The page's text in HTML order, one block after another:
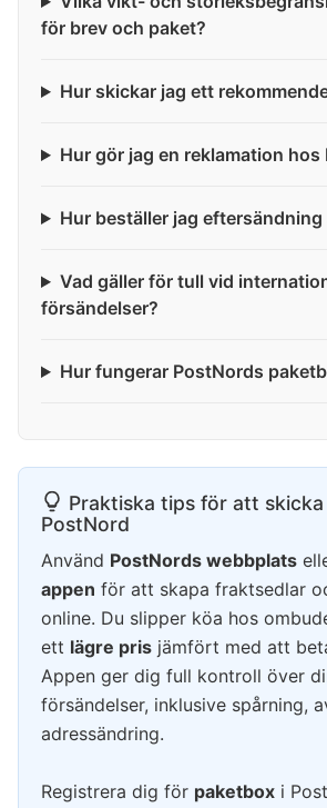
för brev och paket?
Hur skickar jag ett
Hur gör jag en reklamation hos
Hur beställer jag
Vad gäller för tull vid
försändelser?
Hur fungerar PostNords
Praktiska tips för att skicka
PostNord
Använd PostNords webbplats
appen för att skapa fraktsedlar
online. Du slipper köa hos
ett lägre pris jämfört med att
Appen ger dig full kontroll över
försändelser, inklusive spårning,
adressändring.
Registrera dig för paketbox i